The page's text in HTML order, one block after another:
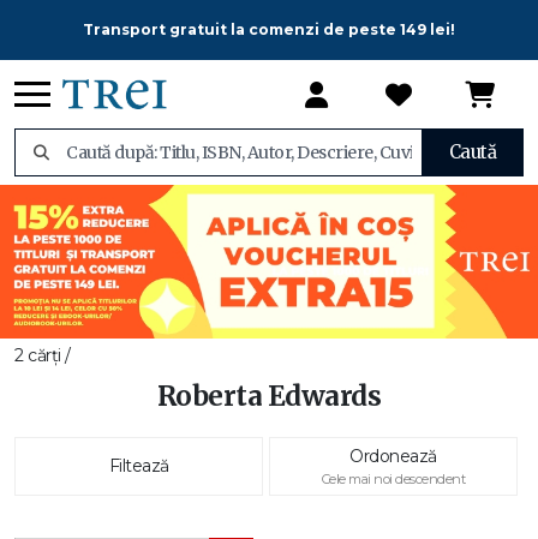
Transport gratuit la comenzi de peste 149 lei!
Caută
2 cărți /
Roberta Edwards
Filtează Ordonează
Cele mai noi descendent